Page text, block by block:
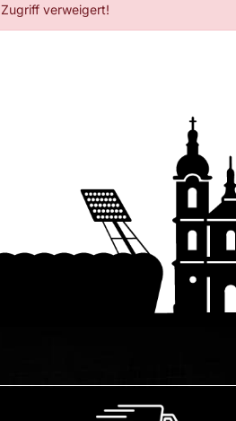
Zugriff verweigert!